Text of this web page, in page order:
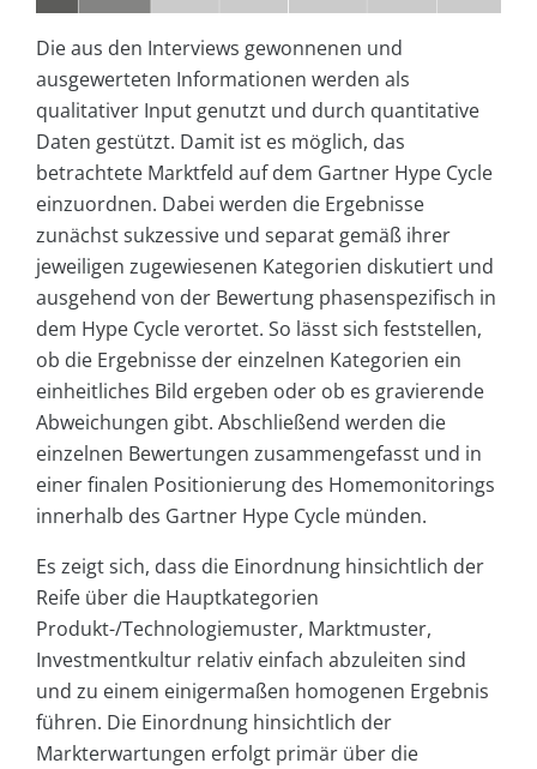
Die aus den Interviews gewonnenen und
ausgewerteten Informationen werden als
qualitativer Input genutzt und durch quantitative
Daten gestützt. Damit ist es möglich, das
betrachtete Marktfeld auf dem Gartner Hype Cycle
einzuordnen. Dabei werden die Ergebnisse
zunächst sukzessive und separat gemäß ihrer
jeweiligen zugewiesenen Kategorien diskutiert und
ausgehend von der Bewertung phasenspezifisch in
dem Hype Cycle verortet. So lässt sich feststellen,
ob die Ergebnisse der einzelnen Kategorien ein
einheitliches Bild ergeben oder ob es gravierende
Abweichungen gibt. Abschließend werden die
einzelnen Bewertungen zusammengefasst und in
einer finalen Positionierung des Homemonitorings
innerhalb des Gartner Hype Cycle münden.
Es zeigt sich, dass die Einordnung hinsichtlich der
Reife über die Hauptkategorien
Produkt-/Technologiemuster, Marktmuster,
Investmentkultur relativ einfach abzuleiten sind
und zu einem einigermaßen homogenen Ergebnis
führen. Die Einordnung hinsichtlich der
Markterwartungen erfolgt primär über die